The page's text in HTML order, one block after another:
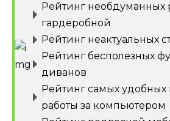
Рейтинг
гардеробной
Рейтинг неактуальных
Рейтинг бесполезных
диванов
Рейтинг самых удобных
работы за компьютером